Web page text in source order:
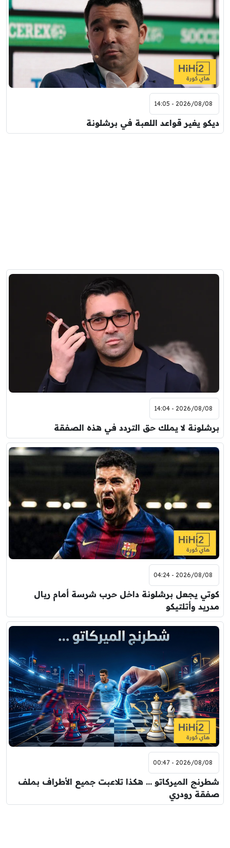
2026/08/08 - 14:05
ديكو يغير قواعد اللعبة في برشلونة
2026/08/08 - 14:04
برشلونة لا يملك حق التردد في هذه الصفقة
2026/08/08 - 04:24
كوتي يجعل برشلونة داخل حرب شرسة أمام ريال
مدريد وأتلتيكو
2026/08/08 - 00:47
شطرنج الميركاتو … هكذا تلاعبت جميع الأطراف بملف
صفقة رودري